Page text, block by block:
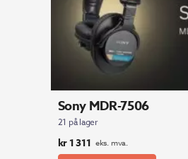
Sony MDR-7506
21 på lager
kr1 311 eks. mva.